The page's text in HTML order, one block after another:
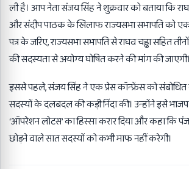
ली है। आप नेता संजय सिंह ने शुक्रवार को बताया कि
और संदीप पाठक के खिलाफ राज्यसभा सभापति को एक
पत्र के जरिए, राज्यसभा सभापति से राघव चड्ढा सहित
की सदस्यता से अयोग्य घोषित करने की मांग की जाएगी।
इससे पहले, संजय सिंह ने एक प्रेस कॉन्फ्रेंस को
सदस्यों के दलबदल की कड़ी निंदा की। उन्होंने इसे भाजपा
‘ऑपरेशन लोटस’ का हिस्सा करार दिया और कहा कि
छोड़ने वाले सात सदस्यों को कभी माफ नहीं करेगी।